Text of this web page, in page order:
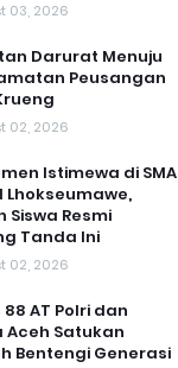
03, 2026
Darurat Menuju
Peusangan
02, 2026
Istimewa di SMA
Lhokseumawe,
Siswa Resmi
Tanda Ini
02, 2026
AT Polri dan
Aceh Satukan
Bentengi Generasi